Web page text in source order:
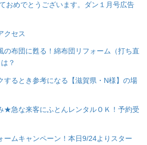
おめでとうございます。ダン１月号広告
クセス
の布団に甦る！綿布団リフォーム（打ち直
？
するとき参考になる【滋賀県・N様】の場
★急な来客にふとんレンタルＯＫ！予約受
ームキャンペーン！本日9/24よりスター